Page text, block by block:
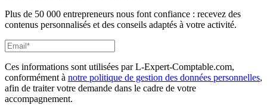
Plus de 50 000 entrepreneurs nous font confiance : recevez des
contenus personnalisés et des conseils adaptés à votre activité.
Ces informations sont utilisées par L-Expert-Comptable.com,
conformément à notre politique de gestion des données personnelles,
afin de traiter votre demande dans le cadre de votre
accompagnement.